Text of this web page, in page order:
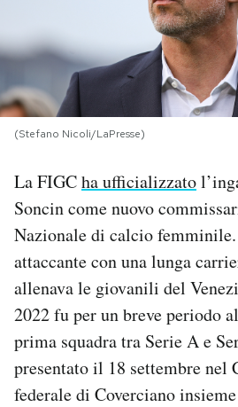
PODCAST
NEWSLETTER
SHOP
CALENDARIO
AREA PERSONALE
Area Personale
Newsletter
(Stefano Nicoli/LaPresse)
La FIGCha ufficializzato
Soncin come nuovo
Nazionale di calcio
attaccante con una lunga
allenava le giovanili del
2022 fu per un breve periodo
prima squadra tra Serie A e
presentato il 18 settembre nel
federale di Coverciano